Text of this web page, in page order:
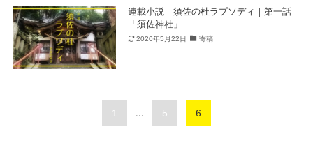
連載小説 須佐の杜ラプソディ｜第一話
「須佐神社」
2020年5月22日 寄稿
1 ... 5 6